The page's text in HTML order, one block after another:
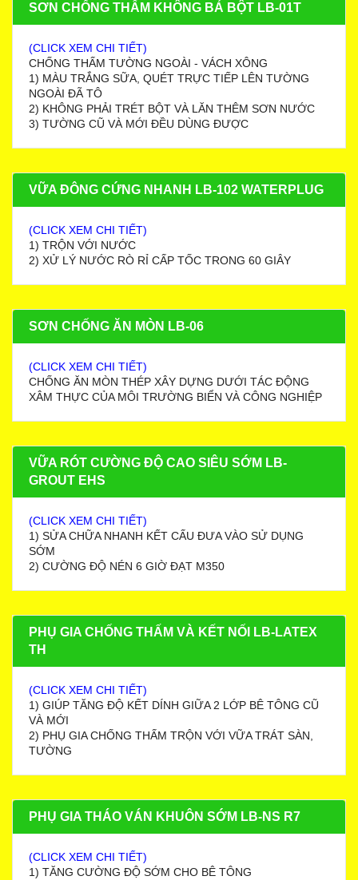
SƠN CHỐNG THẤM KHÔNG BẢ BỘT LB-01T
(CLICK XEM CHI TIẾT)
CHỐNG THẤM TƯỜNG NGOÀI - VÁCH XÔNG
1) MÀU TRẮNG SỮA, QUÉT TRỰC TIẾP LÊN TƯỜNG
NGOÀI ĐÃ TÔ
2) KHÔNG PHẢI TRÉT BỘT VÀ LĂN THÊM SƠN NƯỚC
3) TƯỜNG CŨ VÀ MỚI ĐỀU DÙNG ĐƯỢC
VỮA ĐÔNG CỨNG NHANH LB-102 WATERPLUG
(CLICK XEM CHI TIẾT)
1) TRỘN VỚI NƯỚC
2) XỬ LÝ NƯỚC RÒ RỈ CẤP TỐC TRONG 60 GIÂY
SƠN CHỐNG ĂN MÒN LB-06
(CLICK XEM CHI TIẾT)
CHỐNG ĂN MÒN THÉP XÂY DỰNG DƯỚI TÁC ĐỘNG
XÂM THỰC CỦA MÔI TRƯỜNG BIỂN VÀ CÔNG NGHIỆP
VỮA RÓT CƯỜNG ĐỘ CAO SIÊU SỚM LB-
GROUT EHS
(CLICK XEM CHI TIẾT)
1) SỬA CHỮA NHANH KẾT CẤU ĐƯA VÀO SỬ DỤNG
SỚM
2) CƯỜNG ĐỘ NÉN 6 GIỜ ĐẠT M350
PHỤ GIA CHỐNG THẤM VÀ KẾT NỐI LB-LATEX
TH
(CLICK XEM CHI TIẾT)
1) GIÚP TĂNG ĐỘ KẾT DÍNH GIỮA 2 LỚP BÊ TÔNG CŨ
VÀ MỚI
2) PHỤ GIA CHỐNG THẤM TRỘN VỚI VỮA TRÁT SÀN,
TƯỜNG
PHỤ GIA THÁO VÁN KHUÔN SỚM LB-NS R7
(CLICK XEM CHI TIẾT)
1) TĂNG CƯỜNG ĐỘ SỚM CHO BÊ TÔNG